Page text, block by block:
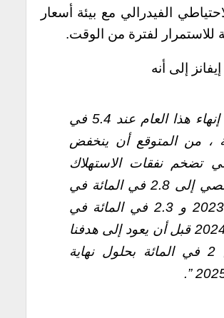
الفيدرالي مع بيئة أسعار
للاستمرار لفترة من الوقت.
إلى أنه
“ بعد إنهاء هذا العام عند 5.4 في
، من المتوقع أن ينخفض
تضخم نفقات الاستهلاك
الشخصي إلى 2.8 في المائة في
عام 2023 و 2.3 في المائة في
عام 2024 قبل أن يعود إلى هدفنا
البالغ 2 في المائة بحلول نهاية